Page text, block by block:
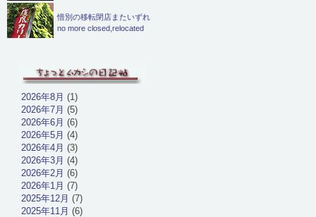
惜別の移転閉店またいずれ
no more closed,relocated
2026年8月 (1)
2026年7月 (5)
2026年6月 (6)
2026年5月 (4)
2026年4月 (3)
2026年3月 (4)
2026年2月 (6)
2026年1月 (7)
2025年12月 (7)
2025年11月 (6)